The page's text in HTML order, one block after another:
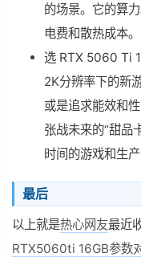
的场景。它的算
电费和散热成本。
选 RTX 5060 Ti
2K分辨率下的新
或是追求能效和
张战未来的“甜品
时间的游戏和生产
最后
以上就是热心网友最近
RTX5060ti 16GB参数